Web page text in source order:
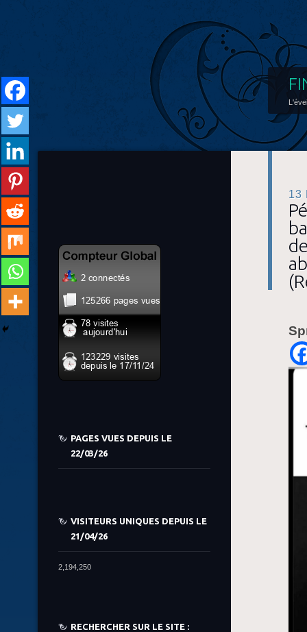
13
PAGES VUES DEPUIS LE
22/03/26
VISITEURS UNIQUES DEPUIS LE
21/04/26
2,194,250
RECHERCHER SUR LE SITE :